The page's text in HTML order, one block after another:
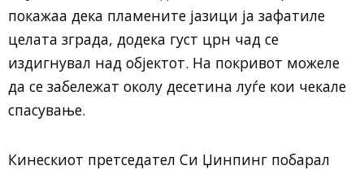
покажаа дека пламените јазици ја зафатиле
целата зграда, додека густ црн чад се
издигнувал над објектот. На покривот можеле
да се забележат околу десетина луѓе кои чекале
спасување.
Кинескиот претседател Си Џинпинг побарал